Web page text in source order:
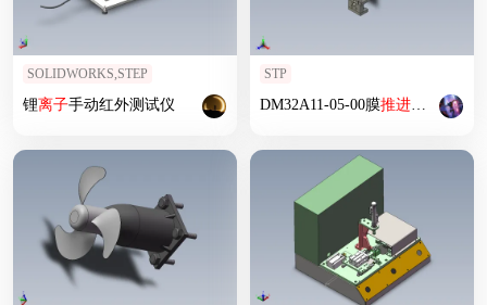
SOLIDWORKS,STEP
锂离子手动红外测试仪
STP
DM32A11-05-00膜推进组件